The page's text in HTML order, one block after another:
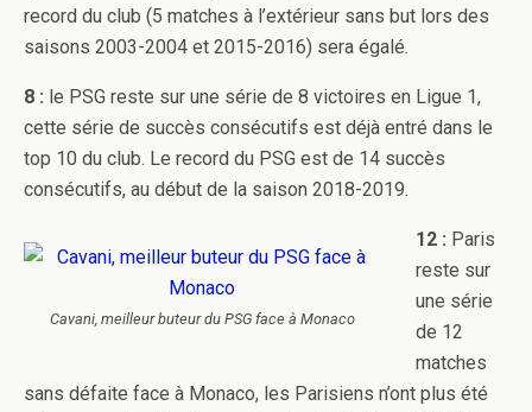
record du club (5 matches à l’extérieur sans but lors des
saisons 2003-2004 et 2015-2016) sera égalé.
8 : le PSG reste sur une série de 8 victoires en Ligue 1,
cette série de succès consécutifs est déjà entré dans le
top 10 du club. Le record du PSG est de 14 succès
consécutifs, au début de la saison 2018-2019.
Cavani, meilleur buteur du PSG face à Monaco
12 : Paris
reste sur
une série
de 12
matches
sans défaite face à Monaco, les Parisiens n’ont plus été